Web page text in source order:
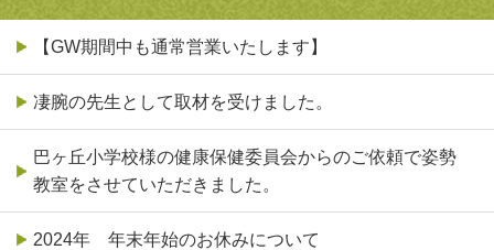
【GW期間中も通常営業いたします】
凄腕の先生として取材を受けました。
巴ヶ丘小学校様の健康保健委員会からのご依頼で姿勢
教室をさせていただきました。
2024年 年末年始のお休みについて